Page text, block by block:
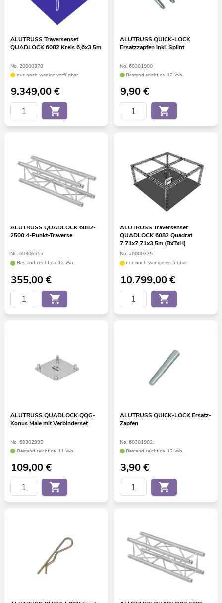
ALUTRUSS Traversenset
QUADLOCK 6082 Kreis 6,6x3,5m
No. 20000378
nur noch wenige verfügbar
9.349,00€
ALUTRUSS QUICK-LOCK
Ersatzzapfen inkl. Splint
No. 60301900
Bestand reicht ca. 12 Wo.
9,90€
ALUTRUSS QUADLOCK 6082-
2500 4-Punkt-Traverse
No. 60306515
Bestand reicht ca. 12 Wo.
355,00€
ALUTRUSS Traversenset
QUADLOCK 6082 Quadrat
7,71x7,71x3,5m (BxTxH)
No. 20000375
nur noch wenige verfügbar
10.799,00€
ALUTRUSS QUADLOCK QQG-
Konus Male mit Verbinderset
No. 6030299B
Bestand reicht ca. 11 Wo.
109,00€
ALUTRUSS QUICK-LOCK Ersatz-
Zapfen
No. 60301902
Bestand reicht ca. 12 Wo.
3,90€